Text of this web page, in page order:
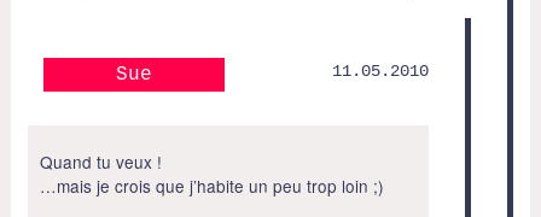
Sue 11.05.2010
Quand tu veux !
…mais je crois que j’habite un peu trop loin ;)